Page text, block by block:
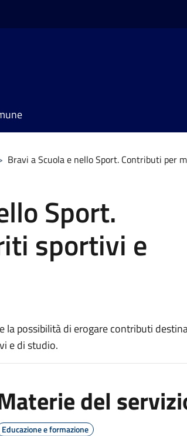
Bravi a Scuola e nello Sport. Contributi per
Sport.
sportivi e
possibilità di erogare contributi
e di studio.
del
Educazione e formazione